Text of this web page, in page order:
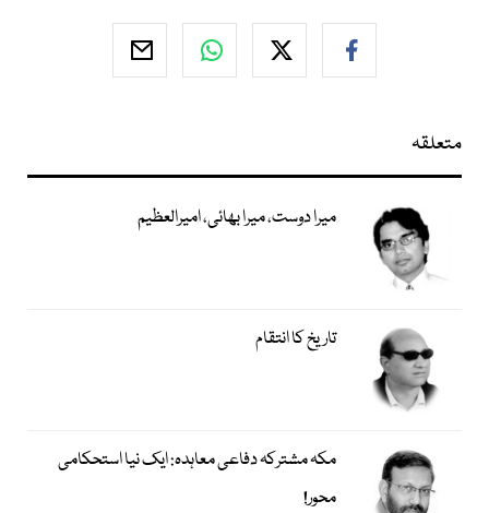
متعلقہ
میرا دوست، میرا بھائی، امیرالعظیم
تاریخ کا انتقام
مکہ مشترکہ دفاعی معاہدہ: ایک نیا استحکامی
محور!